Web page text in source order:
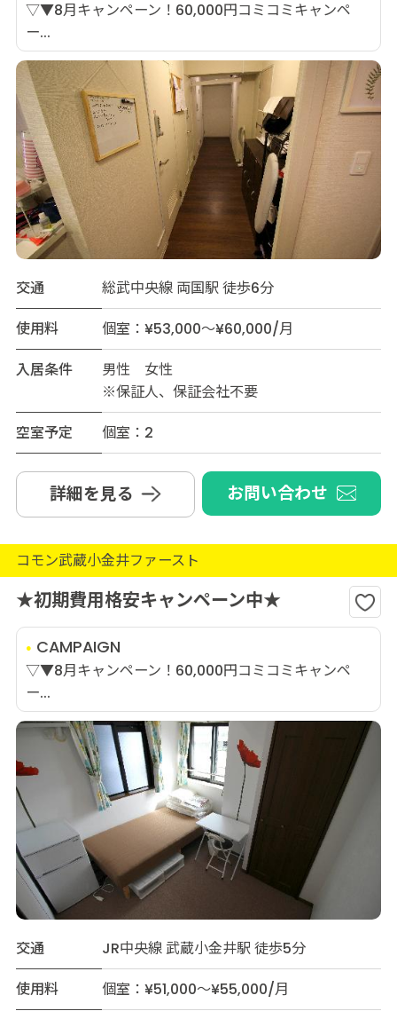
▽▼8月キャンペーン！60,000円コミコミキャンペ
ー...
交通
総武中央線 両国駅 徒歩6分
使用料
個室：¥53,000～¥60,000/月
入居条件
男性 女性
※保証人、保証会社不要
空室予定
個室：2
詳細を見る お問い合わせ
コモン武蔵小金井ファースト
★初期費用格安キャンペーン中★
CAMPAIGN
▽▼8月キャンペーン！60,000円コミコミキャンペ
ー...
交通
JR中央線 武蔵小金井駅 徒歩5分
使用料
個室：¥51,000～¥55,000/月